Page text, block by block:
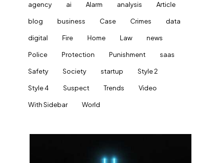
agency ai Alarm analysis Article
blog business Case Crimes data
digital Fire Home Law news
Police Protection Punishment saas
Safety Society startup Style 2
Style 4 Suspect Trends Video
With Sidebar World